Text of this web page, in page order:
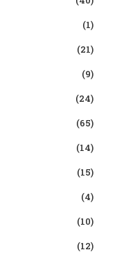
(1)
(21)
(9)
(24)
(65)
(14)
(15)
(4)
(10)
(12)